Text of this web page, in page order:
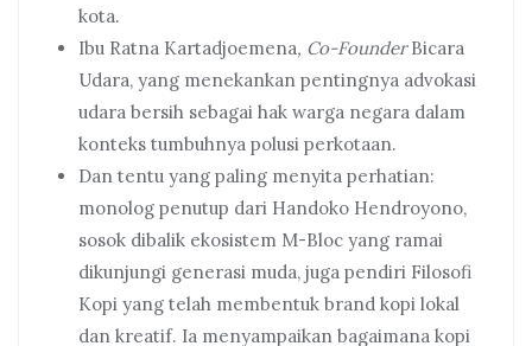
kota.
Ibu Ratna Kartadjoemena, Co-FounderBicara
Udara, yang menekankan pentingnya advokasi
udara bersih sebagai hak warga negara dalam
konteks tumbuhnya polusi perkotaan.
Dan tentu yang paling menyita perhatian:
monolog penutup dari Handoko Hendroyono,
sosok dibalik ekosistem M-Bloc yang ramai
dikunjungi generasi muda, juga pendiri Filosofi
Kopi yang telah membentuk brand kopi lokal
dan kreatif. Ia menyampaikan bagaimana kopi